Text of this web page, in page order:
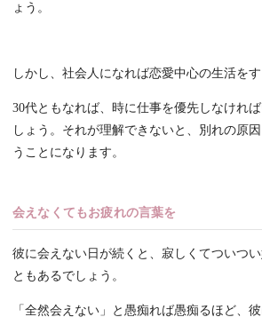
ょう。
しかし、社会人になれば恋愛中心の生活を
30代ともなれば、時に仕事を優先しなけれ
しょう。それが理解できないと、別れの原
うことになります。
会えなくてもお疲れの言葉を
彼に会えない日が続くと、寂しくてついつ
ともあるでしょう。
「全然会えない」と愚痴れば愚痴るほど、